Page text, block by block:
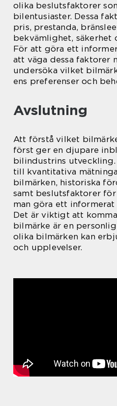
olika beslutsfaktorer
bilentusiaster. Dessa
pris, prestanda,
bekvämlighet, säkerhet
För att göra ett
att väga dessa faktorer
undersöka vilket
ens preferenser och
Avslutning
Att förstå vilket
först ger en djupare
bilindustrins utveckling.
till kvantitativa
bilmärken, historiska
samt beslutsfaktorer
man göra ett
Det är viktigt att
bilmärke är en
olika bilmärken kan
och upplevelser.